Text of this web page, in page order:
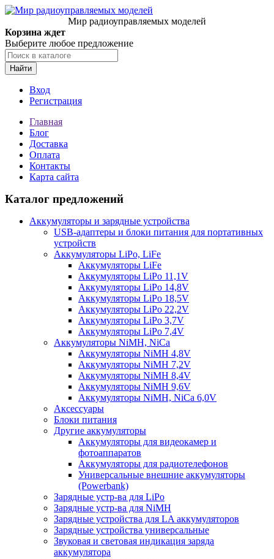
Мир радиоуправляемых моделей
Корзина ждет
Выберите любое предложение
Найти
Вход
Регистрация
Главная
Блог
Доставка
Оплата
Контакты
Карта сайта
Каталог предложений
Аккумуляторы и зарядные устройства
USB-адаптеры и блоки питания для портативных
устройств
Аккумуляторы LiPo, LiFe
Аккумуляторы LiFe
Аккумуляторы LiPo 11,1V
Аккумуляторы LiPo 14,8V
Аккумуляторы LiPo 18,5V
Аккумуляторы LiPo 22,2V
Аккумуляторы LiPo 3,7V
Аккумуляторы LiPo 7,4V
Аккумуляторы NiMH, NiCa
Аккумуляторы NiMH 4,8V
Аккумуляторы NiMH 7,2V
Аккумуляторы NiMH 8,4V
Аккумуляторы NiMH 9,6V
Аккумуляторы NiMH, NiCa 6,0V
Аксессуары
Блоки питания
Другие аккумуляторы
Аккумуляторы для видеокамер и
фотоаппаратов
Аккумуляторы для радиотелефонов
Универсальные внешние аккумуляторы
(Powerbank)
Зарядные устр-ва для LiPo
Зарядные устр-ва для NiMH
Зарядные устройства для LA аккумуляторов
Зарядные устройства универсальные
Звуковая и световая индикация заряда
аккумулятора